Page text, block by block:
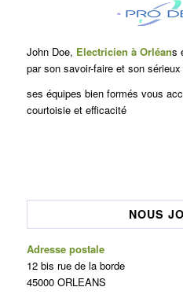
John Doe, Electricien à Orléans
par son savoir-faire et son
ses équipes bien formés vous
courtoisie et efficacité
NOUS
Adresse postale
12 bis rue de la borde
45000 ORLEANS